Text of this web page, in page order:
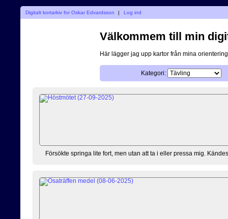
Digitalt kortarkiv for Oskar Edvardsson | Log ind
Välkommem till min
Här lägger jag upp kartor från mina
Kategori:
Försökte springa lite fort, men utan att ta i eller pressa mig.